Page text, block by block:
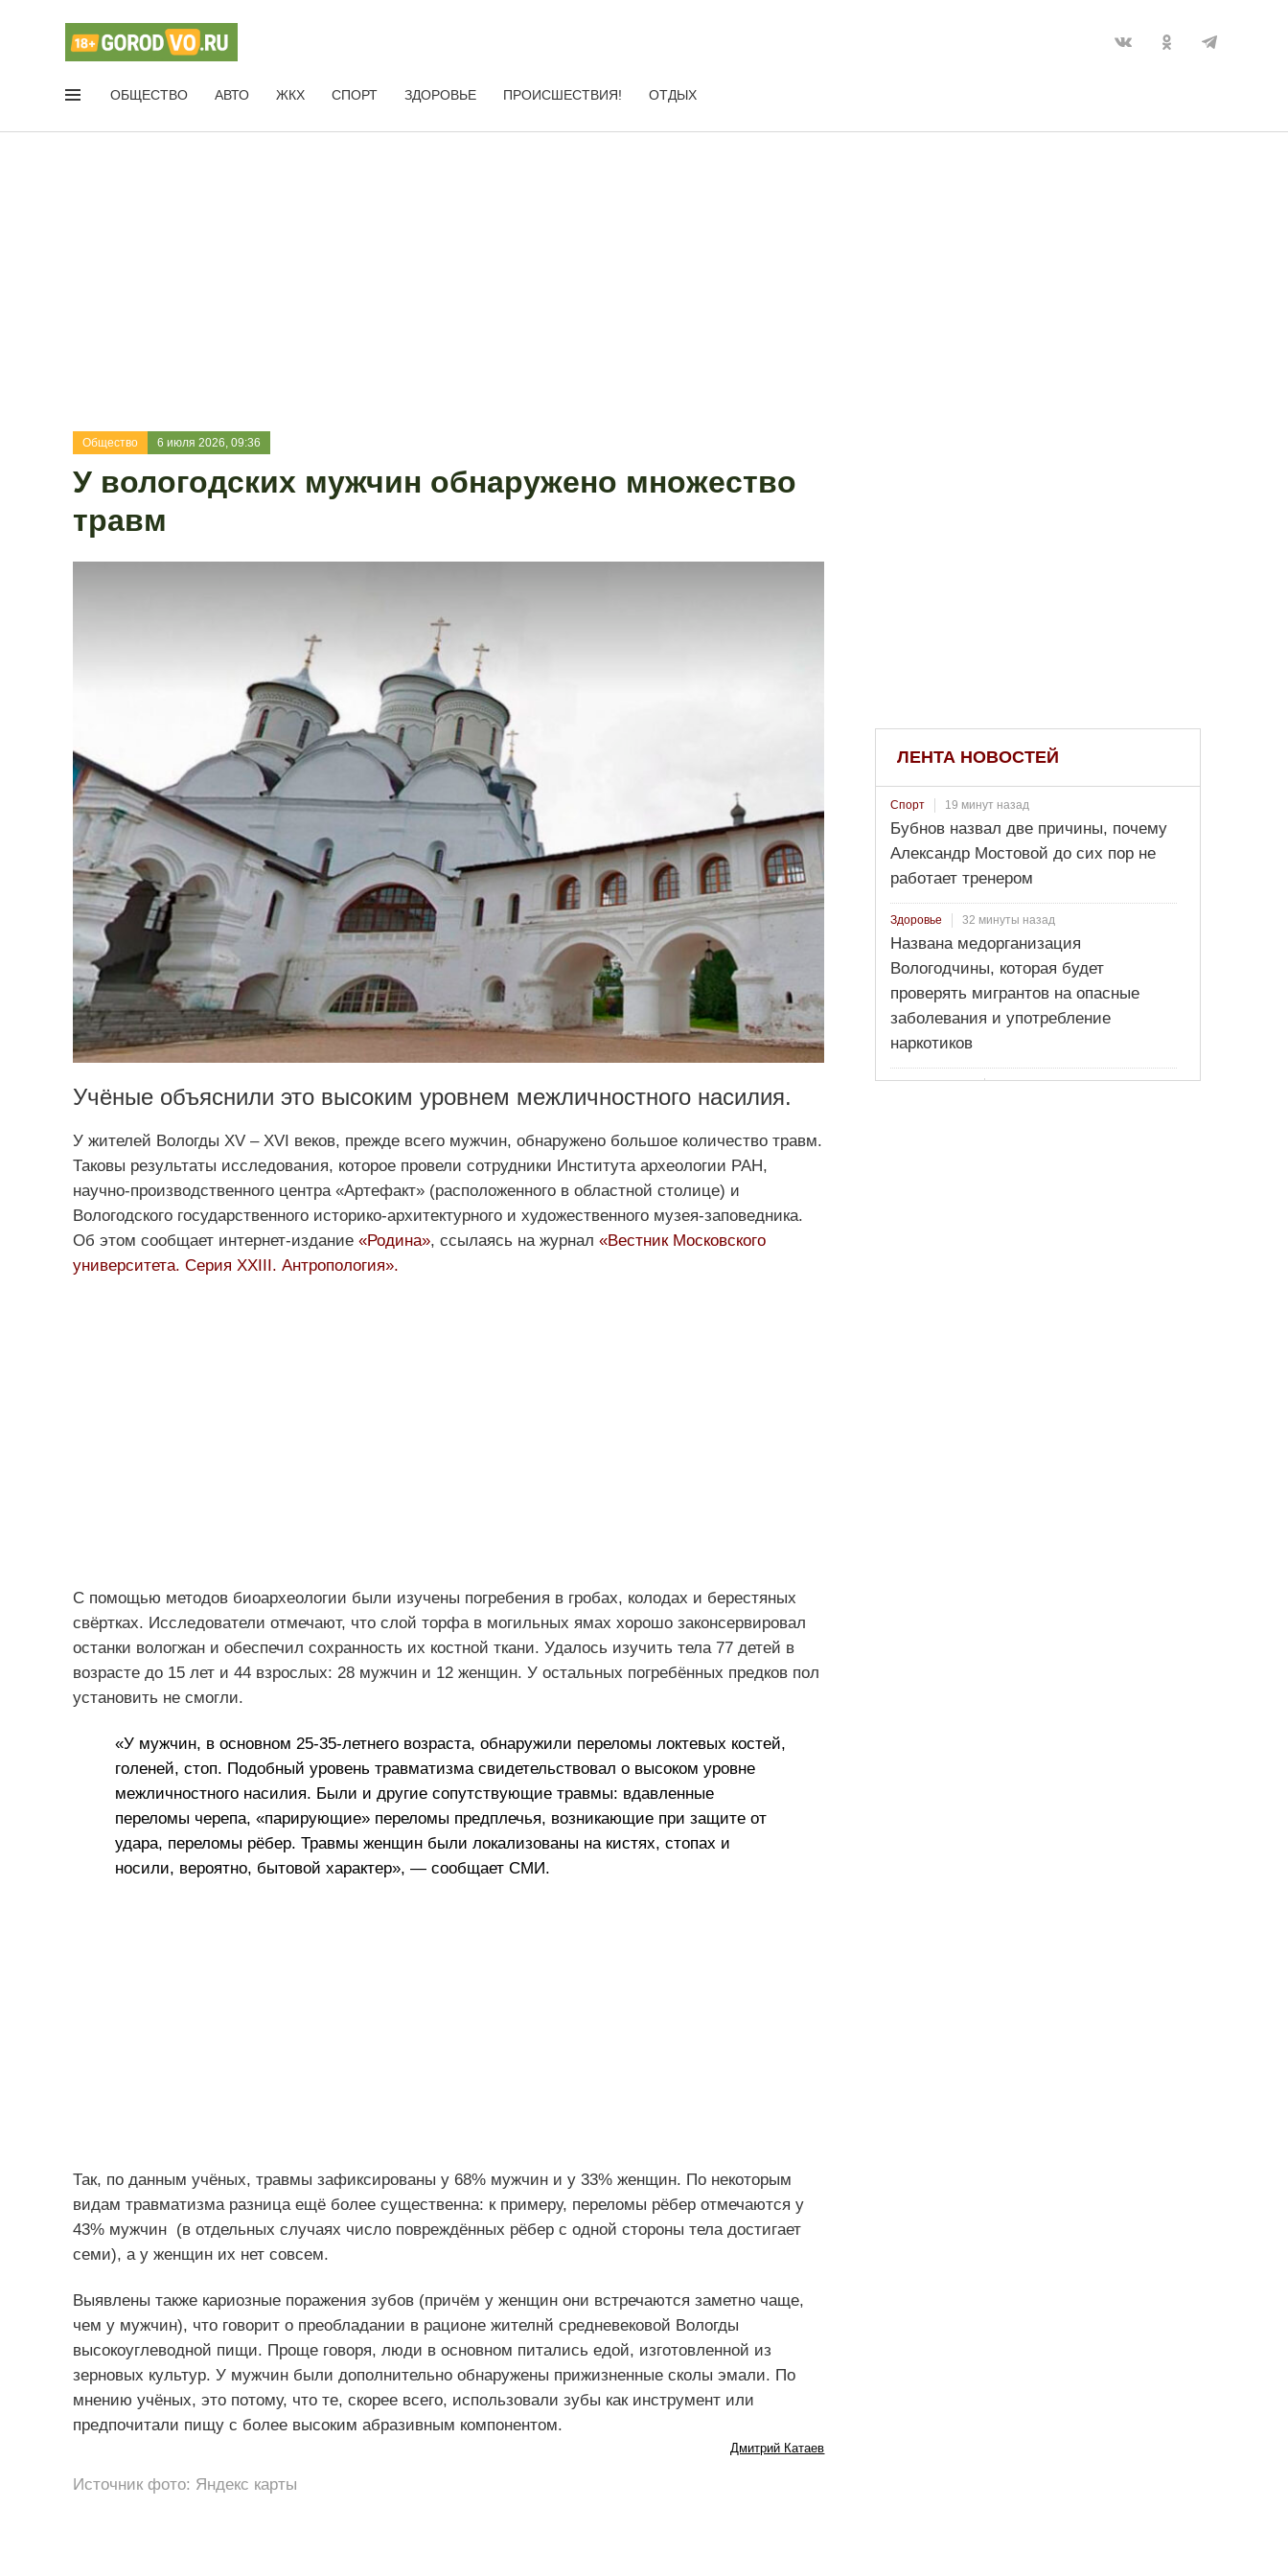
ОБЩЕСТВО АВТО ЖКХ СПОРТ ЗДОРОВЬЕ ПРОИСШЕСТВИЯ! ОТДЫХ
Общество 6 июля 2026, 09:36
У вологодских мужчин обнаружено множество
травм
Учёные объяснили это высоким уровнем межличностного насилия.
У жителей Вологды XV – XVI веков, прежде всего мужчин, обнаружено большое количество травм.
Таковы результаты исследования, которое провели сотрудники Института археологии РАН,
научно-производственного центра «Артефакт» (расположенного в областной столице) и
Вологодского государственного историко-архитектурного и художественного музея-заповедника.
Об этом сообщает интернет-издание «Родина», ссылаясь на журнал «Вестник Московского
университета. Серия XXIII. Антропология».
С помощью методов биоархеологии были изучены погребения в гробах, колодах и берестяных
свёртках. Исследователи отмечают, что слой торфа в могильных ямах хорошо законсервировал
останки вологжан и обеспечил сохранность их костной ткани. Удалось изучить тела 77 детей в
возрасте до 15 лет и 44 взрослых: 28 мужчин и 12 женщин. У остальных погребённых предков пол
установить не смогли.
«У мужчин, в основном 25-35-летнего возраста, обнаружили переломы локтевых костей,
голеней, стоп. Подобный уровень травматизма свидетельствовал о высоком уровне
межличностного насилия. Были и другие сопутствующие травмы: вдавленные
переломы черепа, «парирующие» переломы предплечья, возникающие при защите от
удара, переломы рёбер. Травмы женщин были локализованы на кистях, стопах и
носили, вероятно, бытовой характер», — сообщает СМИ.
Так, по данным учёных, травмы зафиксированы у 68% мужчин и у 33% женщин. По некоторым
видам травматизма разница ещё более существенна: к примеру, переломы рёбер отмечаются у
43% мужчин (в отдельных случаях число повреждённых рёбер с одной стороны тела достигает
семи), а у женщин их нет совсем.
Выявлены также кариозные поражения зубов (причём у женщин они встречаются заметно чаще,
чем у мужчин), что говорит о преобладании в рационе жителнй средневековой Вологды
высокоуглеводной пищи. Проще говоря, люди в основном питались едой, изготовленной из
зерновых культур. У мужчин были дополнительно обнаружены прижизненные сколы эмали. По
мнению учёных, это потому, что те, скорее всего, использовали зубы как инструмент или
предпочитали пищу с более высоким абразивным компонентом.
Дмитрий Катаев
Источник фото: Яндекс карты
ЛЕНТА НОВОСТЕЙ
Спорт 19 минут назад
Бубнов назвал две причины, почему
Александр Мостовой до сих пор не
работает тренером
Здоровье 32 минуты назад
Названа медорганизация
Вологодчины, которая будет
проверять мигрантов на опасные
заболевания и употребление
наркотиков
Происшествия! 55 минут назад